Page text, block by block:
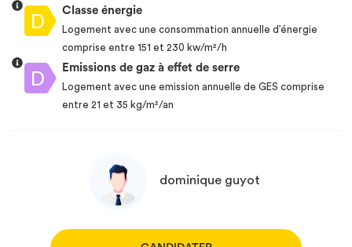
Classe énergie
Logement avec une consommation annuelle d’énergie
comprise entre 151 et 230 kw/m²/h
Emissions de gaz à effet de serre
Logement avec une emission annuelle de GES comprise
entre 21 et 35 kg/m²/an
dominique guyot